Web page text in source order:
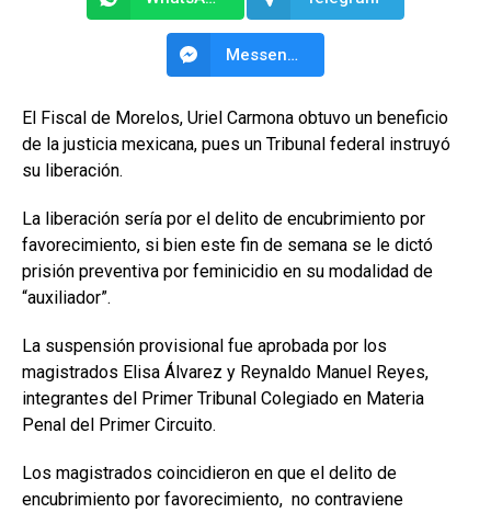
Messenger
El Fiscal de Morelos, Uriel Carmona obtuvo un beneficio
de la justicia mexicana, pues un Tribunal federal instruyó
su liberación.
La liberación sería por el delito de encubrimiento por
favorecimiento, si bien este fin de semana se le dictó
prisión preventiva por feminicidio en su modalidad de
“auxiliador”.
La suspensión provisional fue aprobada por los
magistrados Elisa Álvarez y Reynaldo Manuel Reyes,
integrantes del Primer Tribunal Colegiado en Materia
Penal del Primer Circuito.
Los magistrados coincidieron en que el delito de
encubrimiento por favorecimiento, no contraviene